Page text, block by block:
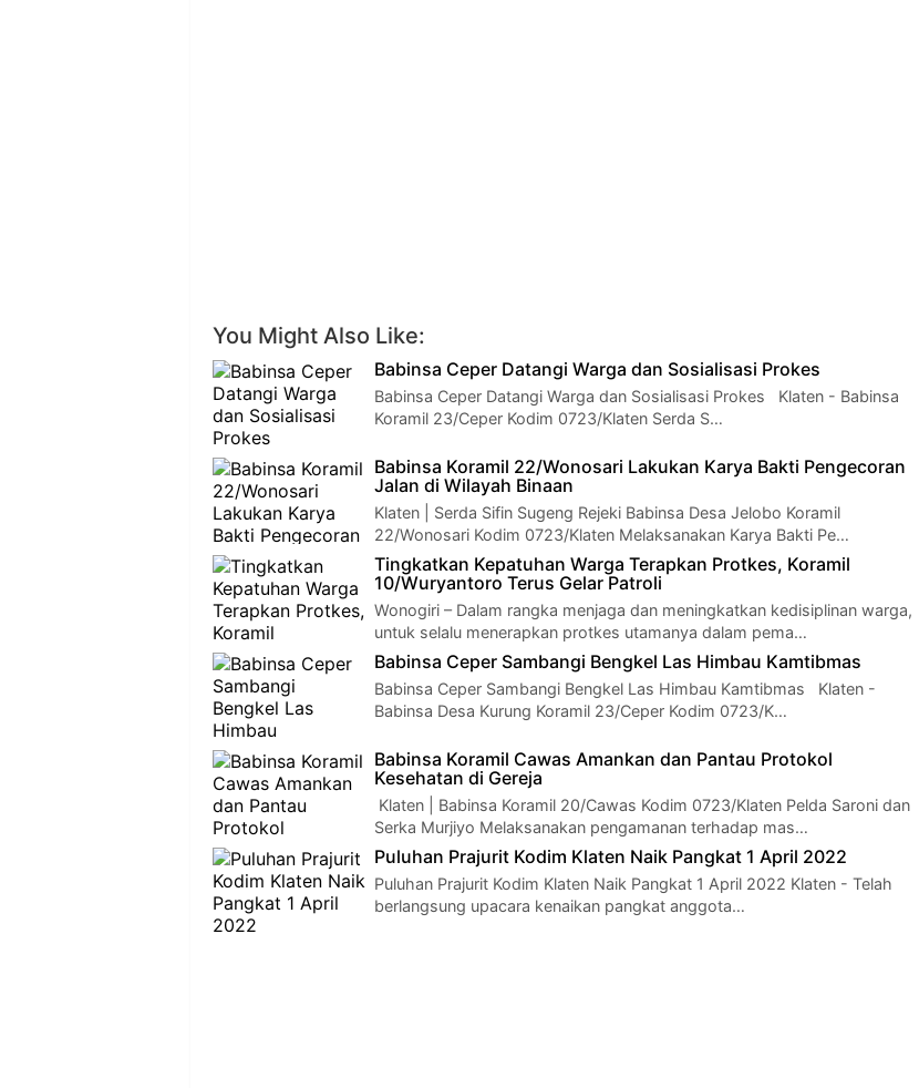
You Might Also Like:
Babinsa Ceper Datangi Warga dan Sosialisasi Prokes
Babinsa Ceper Datangi Warga dan Sosialisasi Prokes Klaten - Babinsa
Koramil 23/Ceper Kodim 0723/Klaten Serda S…
Babinsa Koramil 22/Wonosari Lakukan Karya Bakti Pengecoran
Jalan di Wilayah Binaan
Klaten | Serda Sifin Sugeng Rejeki Babinsa Desa Jelobo Koramil
22/Wonosari Kodim 0723/Klaten Melaksanakan Karya Bakti Pe…
Tingkatkan Kepatuhan Warga Terapkan Protkes, Koramil
10/Wuryantoro Terus Gelar Patroli
Wonogiri – Dalam rangka menjaga dan meningkatkan kedisiplinan warga,
untuk selalu menerapkan protkes utamanya dalam pema…
Babinsa Ceper Sambangi Bengkel Las Himbau Kamtibmas
Babinsa Ceper Sambangi Bengkel Las Himbau Kamtibmas Klaten -
Babinsa Desa Kurung Koramil 23/Ceper Kodim 0723/K…
Babinsa Koramil Cawas Amankan dan Pantau Protokol
Kesehatan di Gereja
Klaten | Babinsa Koramil 20/Cawas Kodim 0723/Klaten Pelda Saroni dan
Serka Murjiyo Melaksanakan pengamanan terhadap mas…
Puluhan Prajurit Kodim Klaten Naik Pangkat 1 April 2022
Puluhan Prajurit Kodim Klaten Naik Pangkat 1 April 2022 Klaten - Telah
berlangsung upacara kenaikan pangkat anggota…